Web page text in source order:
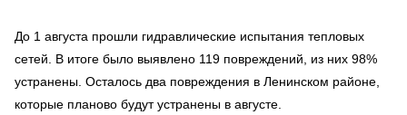
До 1 августа прошли гидравлические испытания тепловых
сетей. В итоге было выявлено 119 повреждений, из них 98%
устранены. Осталось два повреждения в Ленинском районе,
которые планово будут устранены в августе.